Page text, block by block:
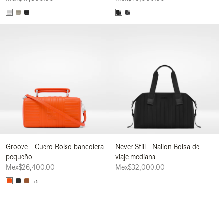
Groove - Cuero Bolso bandolera
pequeño
Mex$26,400.00
+5
Never Still - Nailon Bolsa de
viaje mediana
Mex$32,000.00